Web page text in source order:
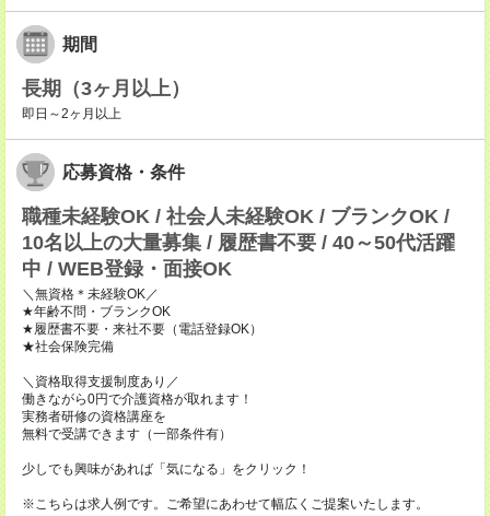
期間
長期（3ヶ月以上）
即日～2ヶ月以上
応募資格・条件
職種未経験OK / 社会人未経験OK / ブランクOK /
10名以上の大量募集 / 履歴書不要 / 40～50代活躍
中 / WEB登録・面接OK
＼無資格＊未経験OK／
★年齢不問・ブランクOK
★履歴書不要・来社不要（電話登録OK）
★社会保険完備
＼資格取得支援制度あり／
働きながら0円で介護資格が取れます！
実務者研修の資格講座を
無料で受講できます（一部条件有）
少しでも興味があれば「気になる」をクリック！
※こちらは求人例です。ご希望にあわせて幅広くご提案いたします。